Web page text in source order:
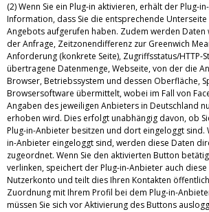
(2) Wenn Sie ein Plug-in aktivieren, erhält der Plug-
Information, dass Sie die entsprechende
Angebots aufgerufen haben. Zudem werden Daten
der Anfrage, Zeitzonendifferenz zur Greenwich
Anforderung (konkrete Seite), Zugriffsstatus/HTTP-
übertragene Datenmenge, Webseite, von der die
Browser, Betriebssystem und dessen Oberfläche,
Browsersoftware übermittelt, wobei im Fall von
Angaben des jeweiligen Anbieters in Deutschland
erhoben wird. Dies erfolgt unabhängig davon, ob
Plug-in-Anbieter besitzen und dort eingeloggt sind.
in-Anbieter eingeloggt sind, werden diese Daten
zugeordnet. Wenn Sie den aktivierten Button
verlinken, speichert der Plug-in-Anbieter auch
Nutzerkonto und teilt dies Ihren Kontakten
Zuordnung mit Ihrem Profil bei dem Plug-in-
müssen Sie sich vor Aktivierung des Buttons